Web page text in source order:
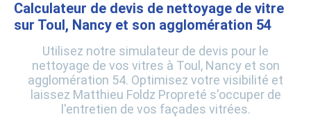
Calculateur de devis de nettoyage de vitre
sur Toul, Nancy et son agglomération 54
Utilisez notre simulateur de devis pour le
nettoyage de vos vitres à Toul, Nancy et son
agglomération 54. Optimisez votre visibilité et
laissez Matthieu Foldz Propreté s'occuper de
l'entretien de vos façades vitrées.